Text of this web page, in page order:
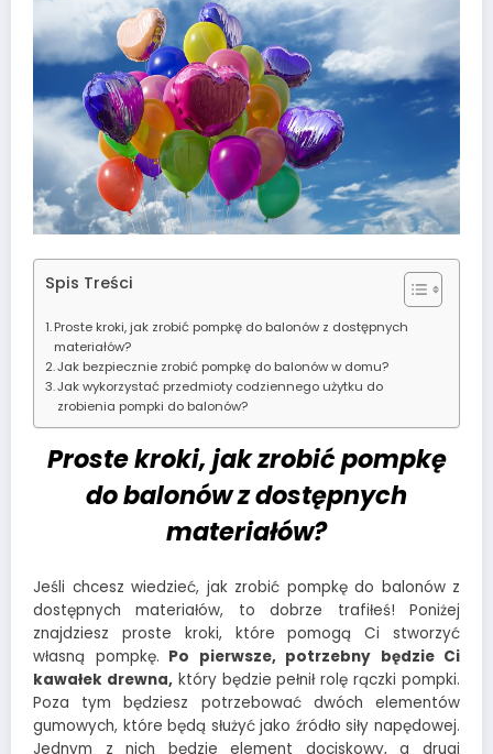
Spis Treści
Proste kroki, jak zrobić pompkę do balonów z dostępnych
materiałów?
Jak bezpiecznie zrobić pompkę do balonów w domu?
Jak wykorzystać przedmioty codziennego użytku do
zrobienia pompki do balonów?
Proste kroki, jak zrobić pompkę
do balonów z dostępnych
materiałów?
Jeśli chcesz wiedzieć, jak zrobić pompkę do balonów z
dostępnych materiałów, to dobrze trafiłeś! Poniżej
znajdziesz proste kroki, które pomogą Ci stworzyć
własną pompkę. Po pierwsze, potrzebny będzie Ci
kawałek drewna,który będzie pełnił rolę rączki pompki.
Poza tym będziesz potrzebować dwóch elementów
gumowych, które będą służyć jako źródło siły napędowej.
Jednym z nich będzie element dociskowy, a drugi